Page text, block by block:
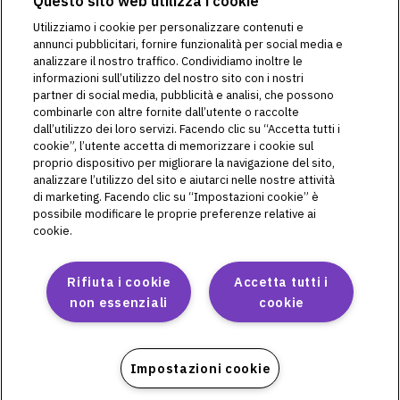
per l’uso con insulina U-100 ad azione rapida.
Avvertenza:NON iniziare a utilizzare il Sistema Omnipod® 5
e non modificare le impostazioni senza una formazione e
una guida adeguate da parte di un operatore sanitario. Un
avvio e una regolazione delle impostazioni non corretti
possono comportare un’erogazione eccessiva o insufficiente
di insulina, con conseguente ipoglicemia o iperglicemia.
Finalità previste come da Istruzioni per l’uso per il
Sistema per la gestione della terapia insulinica
Omnipod DASH®:
Il Sistema per la gestione della terapia insulinica Omnipod
DASH® è destinato alla somministrazione sottocutanea di
insulina a velocità impostate e variabili per la gestione del
Omnipod DASH® è indicato per l’uso con insulina U-100 ad
azione rapida.
Avvertenza: NON provare a utilizzare il Sistema Omnipod
DASH senza avere prima ricevuto un’adeguata formazione.
salute e la sicurezza dell’utente.
Utilizziamo i cookie per personalizzare contenuti e
annunci pubblicitari, fornire funzionalità per social media e
analizzare il nostro traffico. Condividiamo inoltre le
informazioni sull’utilizzo del nostro sito con i nostri
partner di social media, pubblicità e analisi, che possono
combinarle con altre fornite dall’utente o raccolte
dall’utilizzo dei loro servizi. Facendo clic su “Accetta tutti i
cookie”, l’utente accetta di memorizzare i cookie sul
proprio dispositivo per migliorare la navigazione del sito,
analizzare l’utilizzo del sito e aiutarci nelle nostre attività
di marketing. Facendo clic su “Impostazioni cookie” è
possibile modificare le proprie preferenze relative ai
cookie.
Accetta tutti i
cookie
Rifiuta i cookie
non essenziali
Impostazioni cookie